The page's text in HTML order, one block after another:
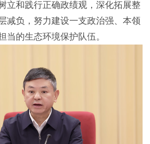
立和践行正确政绩观，深化拓展整
减负，努力建设一支政治强、本领
当的生态环境保护队伍。